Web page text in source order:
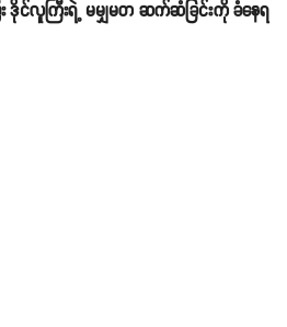
င်လူကြီးရဲ့ မမျှမတ ဆက်ဆံခြင်းကို ခံနေရ